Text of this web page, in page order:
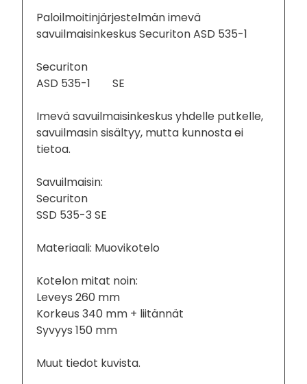
Paloilmoitinjärjestelmän imevä
savuilmaisinkeskus Securiton ASD 535-1
Securiton
ASD 535-1 SE
Imevä savuilmaisinkeskus yhdelle putkelle,
savuilmasin sisältyy, mutta kunnosta ei
tietoa.
Savuilmaisin:
Securiton
SSD 535-3 SE
Materiaali: Muovikotelo
Kotelon mitat noin:
Leveys 260 mm
Korkeus 340 mm + liitännät
Syvyys 150 mm
Muut tiedot kuvista.